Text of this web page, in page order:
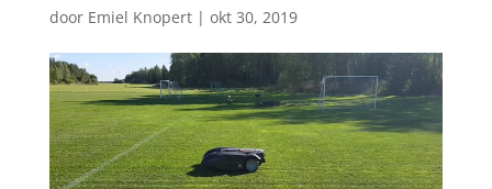
door Emiel Knopert| okt 30, 2019